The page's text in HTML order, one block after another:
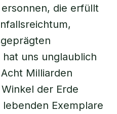
die erfüllt
uns unglaublich
Milliarden
der Erde
Exemplare